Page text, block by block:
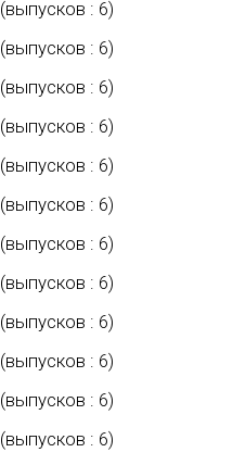
(выпусков : 6)
(выпусков : 6)
(выпусков : 6)
(выпусков : 6)
(выпусков : 6)
(выпусков : 6)
(выпусков : 6)
(выпусков : 6)
(выпусков : 6)
(выпусков : 6)
(выпусков : 6)
(выпусков : 6)